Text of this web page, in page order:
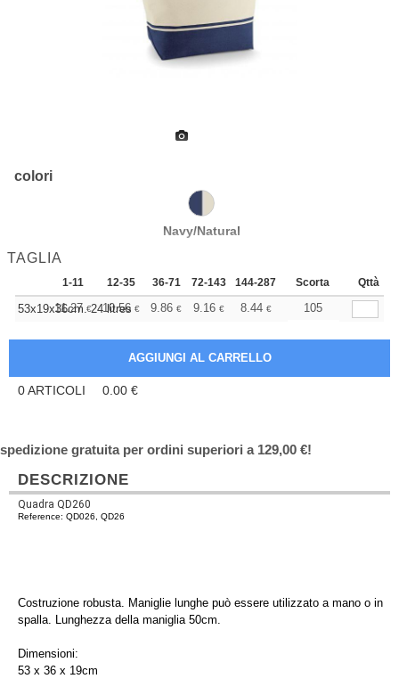
colori
Navy/Natural
TAGLIA
1-11 12-35 36-71 72-143 144-287 288 +
Scorta Qttà
53x19x36cm. 24 litres
11.27 € 10.56 € 9.86 € 9.16 € 8.44 € 8.10 €
105
0ARTICOLI 0.00 €
spedizione gratuita per ordini superiori a 129,00 €!
DESCRIZIONE
Quadra QD260
Reference: QD026, QD26
Costruzione robusta. Maniglie lunghe può essere utilizzato a mano o in
spalla. Lunghezza della maniglia 50cm.
Dimensioni:
53 x 36 x 19cm